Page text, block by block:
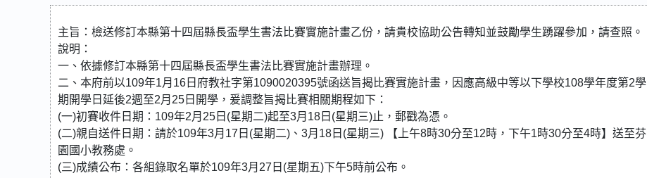
主旨：檢送修訂本縣第十四屆縣長盃學生書法比賽實施計畫乙份，請貴校協助公告轉知並鼓勵學生踴躍參加，請查照。
說明：
一、依據修訂本縣第十四屆縣長盃學生書法比賽實施計畫辦理。
二、本府前以109年1月16日府教社字第1090020395號函送旨揭比賽實施計畫，因應高級中等以下學校108學年度第2學
期開學日延後2週至2月25日開學，爰調整旨揭比賽相關期程如下：
(一)初賽收件日期：109年2月25日(星期二)起至3月18日(星期三)止，郵戳為憑。
(二)親自送件日期：請於109年3月17日(星期二)、3月18日(星期三) 【上午8時30分至12時，下午1時30分至4時】送至芬
園國小教務處。
(三)成績公布：各組錄取名單於109年3月27日(星期五)下午5時前公布。